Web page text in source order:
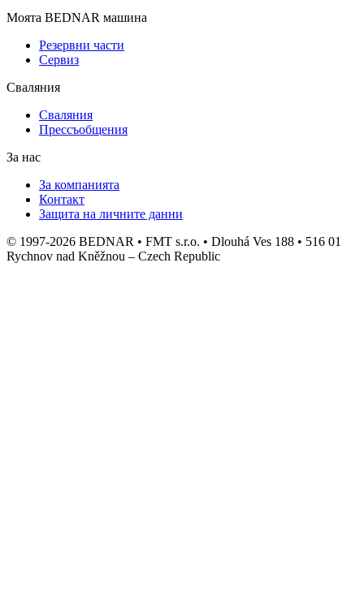
Моята BEDNAR машина
Резервни части
Сервиз
Сваляния
Сваляния
Прессъобщения
За нас
За компанията
Контакт
Защита на личните данни
© 1997-2026 BEDNAR • FMT s.r.o. • Dlouhá Ves 188 • 516 01
Rychnov nad Kněžnou – Czech Republic